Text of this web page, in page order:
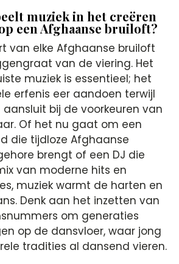
muziek in het creëren
een Afghaanse bruiloft?
van elke Afghaanse bruiloft
van de viering. Het
muziek is essentieel; het
erfenis eer aandoen terwijl
bij de voorkeuren van
Of het nu gaat om een
die tijdloze Afghaanse
brengt of een DJ die
van moderne hits en
muziek warmt de harten en
Denk aan het inzetten van
om generaties
op de dansvloer, waar jong
tradities al dansend vieren.